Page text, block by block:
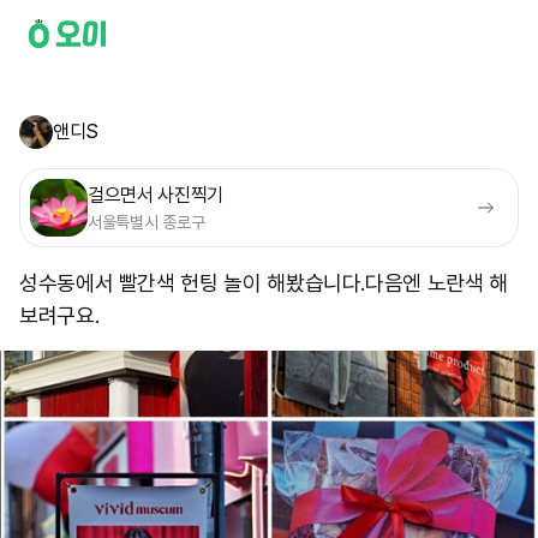
앤디S
걸으면서 사진찍기
서울특별시 종로구
성수동에서 빨간색 헌팅 놀이 해봤습니다. ​다음엔 노란색 해
보려구요.